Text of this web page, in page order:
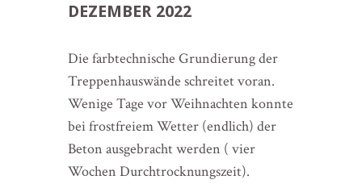
DEZEMBER 2022
Die farbtechnische Grundierung der
Treppenhauswände schreitet voran.
Wenige Tage vor Weihnachten konnte
bei frostfreiem Wetter (endlich) der
Beton ausgebracht werden ( vier
Wochen Durchtrocknungszeit).